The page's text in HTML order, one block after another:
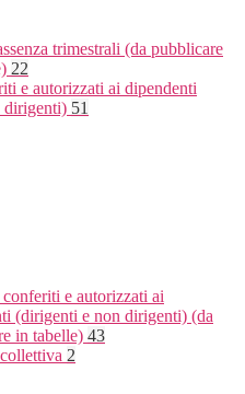
trimestrali (da pubblicare
22
e autorizzati ai dipendenti
dirigenti) 51
e autorizzati ai
(dirigenti e non dirigenti) (da
in tabelle) 43
2